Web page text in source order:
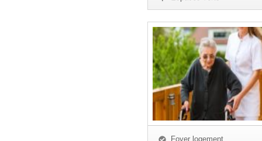
Foyer logement